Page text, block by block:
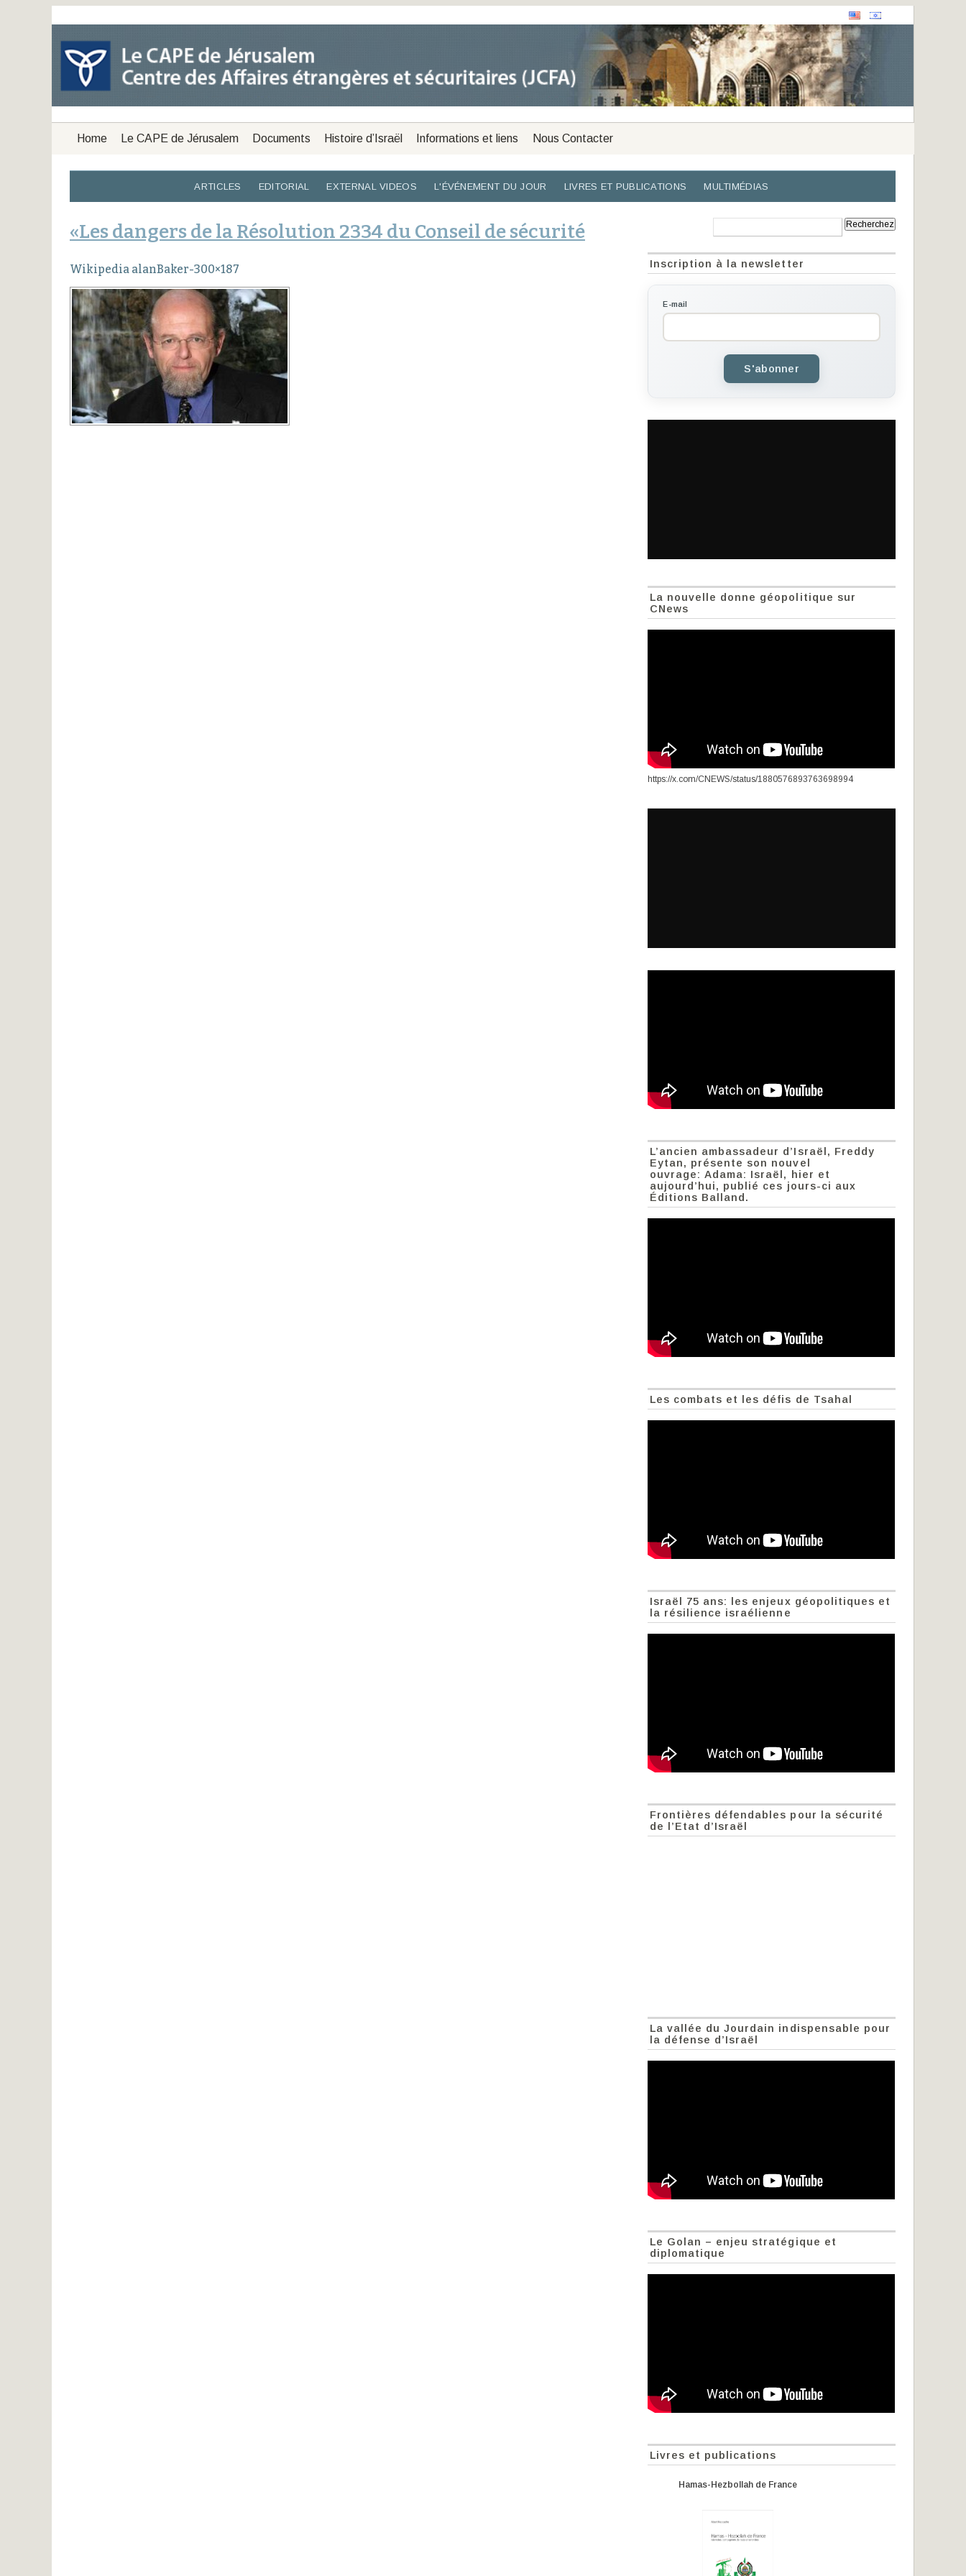
Home Le CAPE de Jérusalem Documents Histoire d’Israël Informations et liens Nous Contacter
ARTICLES EDITORIAL EXTERNAL VIDEOS L'ÉVÉNEMENT DU JOUR LIVRES ET PUBLICATIONS MULTIMÉDIAS
«Les dangers de la Résolution 2334 du Conseil de sécurité
Wikipedia alanBaker-300×187 Inscription à la newsletter
E-mail
S'abonner
La nouvelle donne géopolitique sur
CNews
https://x.com/CNEWS/status/1880576893763698994
L’ancien ambassadeur d’Israël, Freddy
Eytan, présente son nouvel
ouvrage: Adama: Israël, hier et
aujourd’hui, publié ces jours-ci aux
Éditions Balland.
Les combats et les défis de Tsahal
Israël 75 ans: les enjeux géopolitiques et
la résilience israélienne
Frontières défendables pour la sécurité
de l’Etat d’Israël
La vallée du Jourdain indispensable pour
la défense d’Israël
Le Golan – enjeu stratégique et
diplomatique
Livres et publications
Hamas-Hezbollah de France